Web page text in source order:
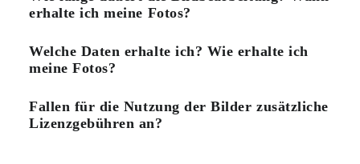
erhalte ich meine Fotos?
Welche Daten erhalte ich? Wie erhalte ich
meine Fotos?
Fallen für die Nutzung der Bilder zusätzliche
Lizenzgebühren an?